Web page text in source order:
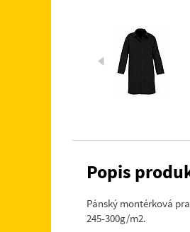
Popis
Pánský montérková
245-300g/m2.